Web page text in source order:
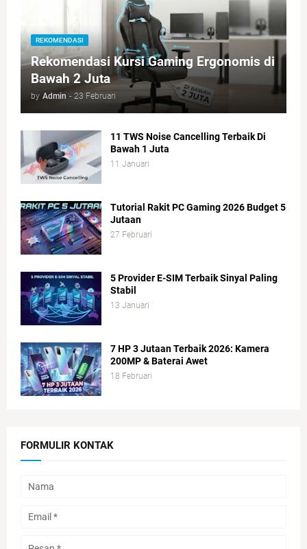
REKOMENDASI
Rekomendasi Kursi Gaming Ergonomis di
Bawah 2 Juta
by Admin - 23 Februari
11 TWS Noise Cancelling Terbaik Di
Bawah 1 Juta
11 Januari
Tutorial Rakit PC Gaming 2026 Budget 5
Jutaan
27 Februari
5 Provider E-SIM Terbaik Sinyal Paling
Stabil
13 Januari
7 HP 3 Jutaan Terbaik 2026: Kamera
200MP & Baterai Awet
18 Februari
FORMULIR KONTAK